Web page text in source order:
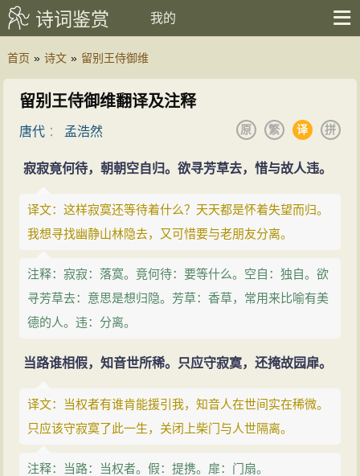
诗词鉴赏 我的
首页 » 诗文 » 留别王侍御维
留别王侍御维翻译及注释
唐代 ： 孟浩然 拼
译
繁
原
寂寂竟何待，朝朝空自归。欲寻芳草去，惜与故人违。
译文：这样寂寞还等待着什么？天天都是怀着失望而归。
我想寻找幽静山林隐去，又可惜要与老朋友分离。
注释：寂寂：落寞。竟何待：要等什么。空自：独自。欲
寻芳草去：意思是想归隐。芳草：香草，常用来比喻有美
德的人。违：分离。
当路谁相假，知音世所稀。只应守寂寞，还掩故园扉。
译文：当权者有谁肯能援引我，知音人在世间实在稀微。
只应该守寂寞了此一生，关闭上柴门与人世隔离。
注释：当路：当权者。假：提携。扉：门扇。